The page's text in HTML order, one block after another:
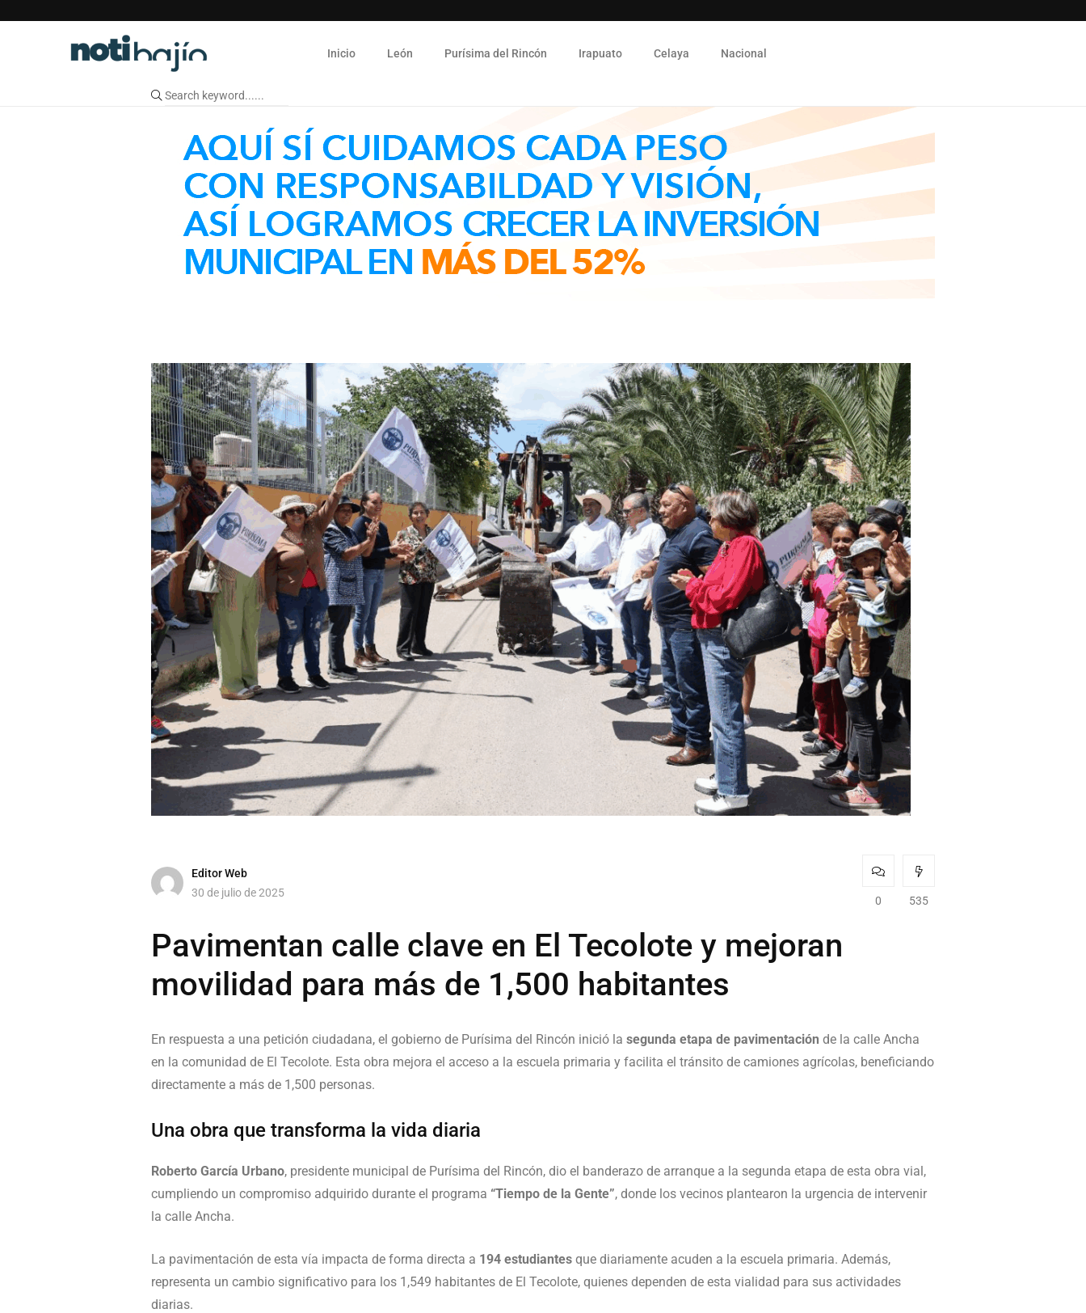
Inicio León Purísima del Rincón Irapuato Celaya Nacional
Editor Web
30 de julio de 2025
0 535
Pavimentan calle clave en El Tecolote y mejoran
movilidad para más de 1,500 habitantes
En respuesta a una petición ciudadana, el gobierno de Purísima del Rincón inició la segunda etapa de pavimentación de la calle Ancha
en la comunidad de El Tecolote. Esta obra mejora el acceso a la escuela primaria y facilita el tránsito de camiones agrícolas, beneficiando
directamente a más de 1,500 personas.
Una obra que transforma la vida diaria
Roberto García Urbano, presidente municipal de Purísima del Rincón, dio el banderazo de arranque a la segunda etapa de esta obra vial,
cumpliendo un compromiso adquirido durante el programa “Tiempo de la Gente”, donde los vecinos plantearon la urgencia de intervenir
la calle Ancha.
La pavimentación de esta vía impacta de forma directa a 194 estudiantes que diariamente acuden a la escuela primaria. Además,
representa un cambio significativo para los 1,549 habitantes de El Tecolote, quienes dependen de esta vialidad para sus actividades
diarias.